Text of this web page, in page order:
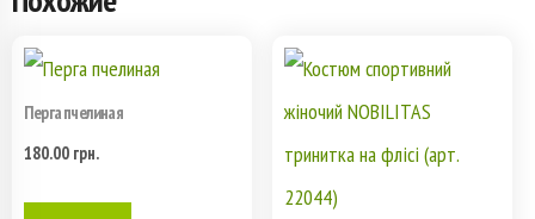
Перга пчелиная
180.00 грн.